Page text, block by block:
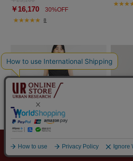
￥16,170 30%OFF
8